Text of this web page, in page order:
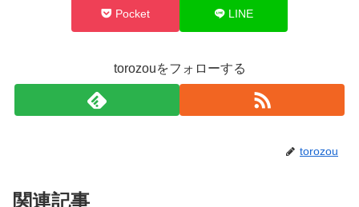
Pocket LINE
torozouをフォローする
torozou
関連記事